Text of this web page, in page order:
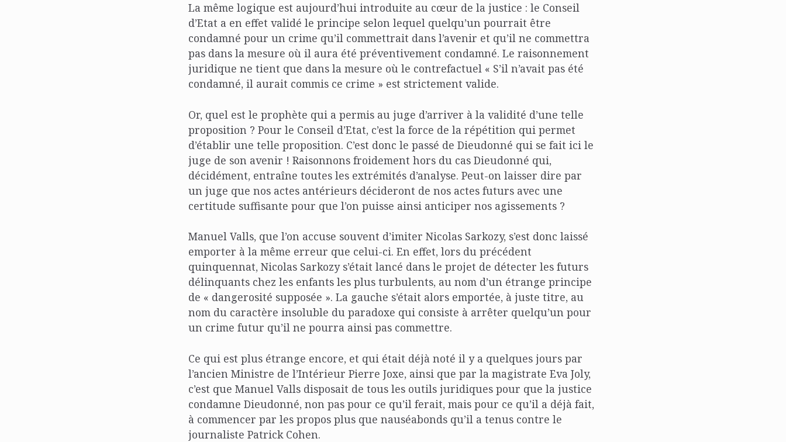
La même logique est aujourd’hui introduite au cœur de la justice : le Conseil
d’Etat a en effet validé le principe selon lequel quelqu’un pourrait être
condamné pour un crime qu’il commettrait dans l’avenir et qu’il ne commettra
pas dans la mesure où il aura été préventivement condamné. Le raisonnement
juridique ne tient que dans la mesure où le contrefactuel « S’il n’avait pas été
condamné, il aurait commis ce crime » est strictement valide.
Or, quel est le prophète qui a permis au juge d’arriver à la validité d’une telle
proposition ? Pour le Conseil d’Etat, c’est la force de la répétition qui permet
d’établir une telle proposition. C’est donc le passé de Dieudonné qui se fait ici le
juge de son avenir ! Raisonnons froidement hors du cas Dieudonné qui,
décidément, entraîne toutes les extrémités d’analyse. Peut-on laisser dire par
un juge que nos actes antérieurs décideront de nos actes futurs avec une
certitude suffisante pour que l’on puisse ainsi anticiper nos agissements ?
Manuel Valls, que l’on accuse souvent d’imiter Nicolas Sarkozy, s’est donc laissé
emporter à la même erreur que celui-ci. En effet, lors du précédent
quinquennat, Nicolas Sarkozy s’était lancé dans le projet de détecter les futurs
délinquants chez les enfants les plus turbulents, au nom d’un étrange principe
de « dangerosité supposée ». La gauche s’était alors emportée, à juste titre, au
nom du caractère insoluble du paradoxe qui consiste à arrêter quelqu’un pour
un crime futur qu’il ne pourra ainsi pas commettre.
Ce qui est plus étrange encore, et qui était déjà noté il y a quelques jours par
l’ancien Ministre de l’Intérieur Pierre Joxe, ainsi que par la magistrate Eva Joly,
c’est que Manuel Valls disposait de tous les outils juridiques pour que la justice
condamne Dieudonné, non pas pour ce qu’il ferait, mais pour ce qu’il a déjà fait,
à commencer par les propos plus que nauséabonds qu’il a tenus contre le
journaliste Patrick Cohen.